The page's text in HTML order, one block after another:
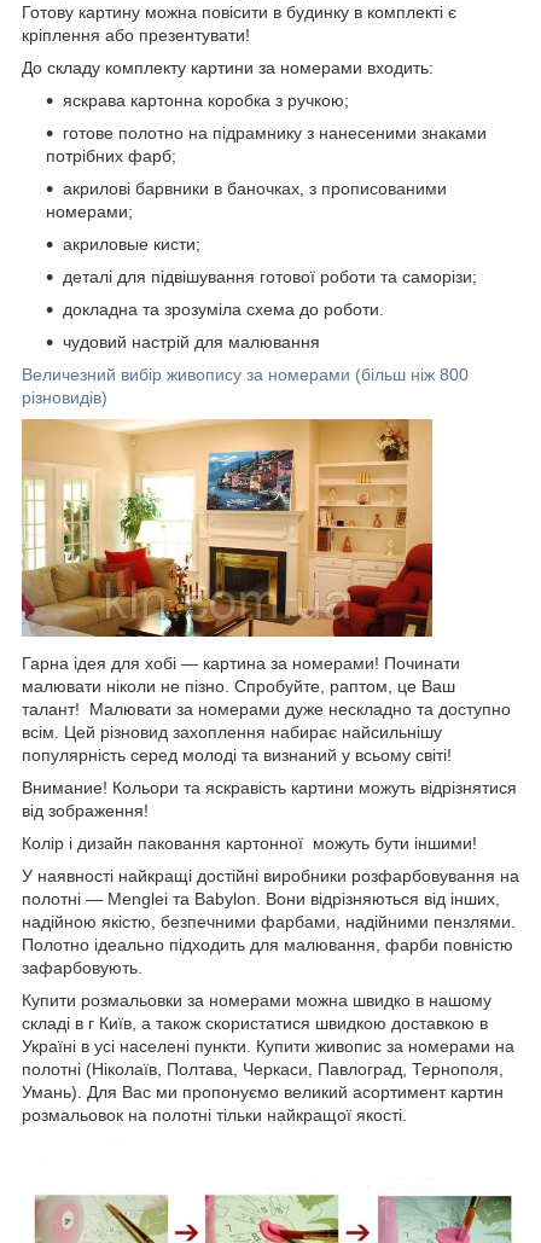
Готову картину можна повісити в будинку в комплекті є
кріплення або презентувати!
До складу комплекту картини за номерами входить:
яскрава картонна коробка з ручкою;
готове полотно на підрамнику з нанесеними знаками
потрібних фарб;
акрилові барвники в баночках, з прописованими
номерами;
акриловые кисти;
деталі для підвішування готової роботи та саморізи;
докладна та зрозуміла схема до роботи.
чудовий настрій для малювання
Величезний вибір живопису за номерами (більш ніж 800
різновидів)
Гарна ідея для хобі — картина за номерами! Починати
малювати ніколи не пізно. Спробуйте, раптом, це Ваш
талант! Малювати за номерами дуже нескладно та доступно
всім. Цей різновид захоплення набирає найсильнішу
популярність серед молоді та визнаний у всьому світі!
Внимание! Кольори та яскравість картини можуть відрізнятися
від зображення!
Колір і дизайн паковання картонної можуть бути іншими!
У наявності найкращі достійні виробники розфарбовування на
полотні — Menglei та Babylon. Вони відрізняються від інших,
надійною якістю, безпечними фарбами, надійними пензлями.
Полотно ідеально підходить для малювання, фарби повністю
зафарбовують.
Купити розмальовки за номерами можна швидко в нашому
складі в г Київ, а також скористатися швидкою доставкою в
Україні в усі населені пункти. Купити живопис за номерами на
полотні (Ніколаїв, Полтава, Черкаси, Павлоград, Тернополя,
Умань). Для Вас ми пропонуємо великий асортимент картин
розмальовок на полотні тільки найкращої якості.